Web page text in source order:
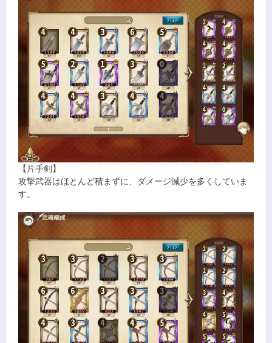
【片手剣】
攻撃武器はほとんど積まずに、ダメージ減少を多くしていま
す。